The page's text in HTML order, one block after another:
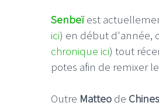
Senbeïest
ici) en début d'année,
chronique ici) tout
potes afin de remixer
Outre Matteo de